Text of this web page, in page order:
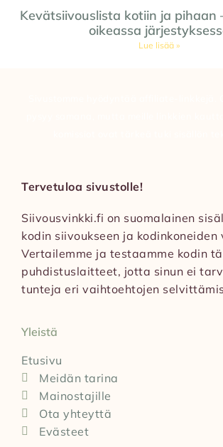
Kevätsiivouslista kotiin ja pihaan
oikeassa
Lue lisää »
Tervetuloa sivustolle!
Siivousvinkki.fi on suomalainen
kodin siivoukseen ja kodinkoneiden
Vertailemme ja testaamme kodin
puhdistuslaitteet, jotta sinun ei
tunteja eri vaihtoehtojen
Yleistä
Etusivu
Meidän tarina
Mainostajille
Ota yhteyttä
Evästeet